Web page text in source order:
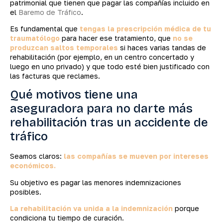
patrimonial que tienen que pagar las compañías incluido en
el Baremo de Tráfico.
Es fundamental que tengas la prescripción médica de tu
traumatólogo para hacer ese tratamiento, que no se
produzcan saltos temporales si haces varias tandas de
rehabilitación (por ejemplo, en un centro concertado y
luego en uno privado) y que todo esté bien justificado con
las facturas que reclames.
Qué motivos tiene una
aseguradora para no darte más
rehabilitación tras un accidente de
tráfico
Seamos claros: las compañías se mueven por intereses
económicos.
Su objetivo es pagar las menores indemnizaciones
posibles.
La rehabilitación va unida a la indemnización porque
condiciona tu tiempo de curación.